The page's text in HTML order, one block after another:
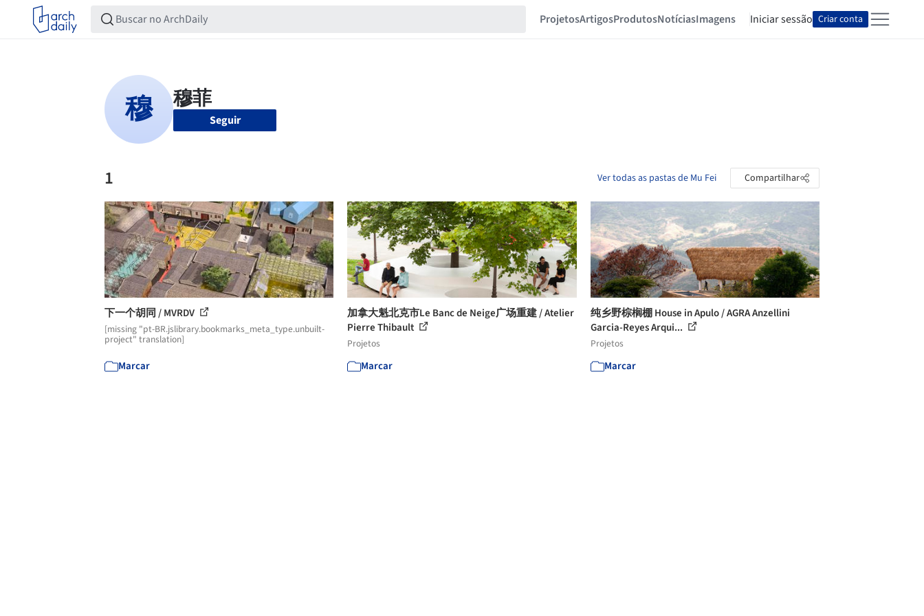
ProjetosArtigosProdutosNotíciasImagens Iniciar sessão Criar conta
Seguir
1 Ver todas as pastas de Mu Fei Compartilhar
下一个胡同 / MVRDV
[missing "pt-BR.jslibrary.bookmarks_meta_type.unbuilt-
project" translation]
Marcar
加拿大魁北克市Le Banc de Neige广场重建 / Atelier
Pierre Thibault
Projetos
Marcar
纯乡野棕榈棚 House in Apulo / AGRA Anzellini
Garcia-Reyes Arqui...
Projetos
Marcar